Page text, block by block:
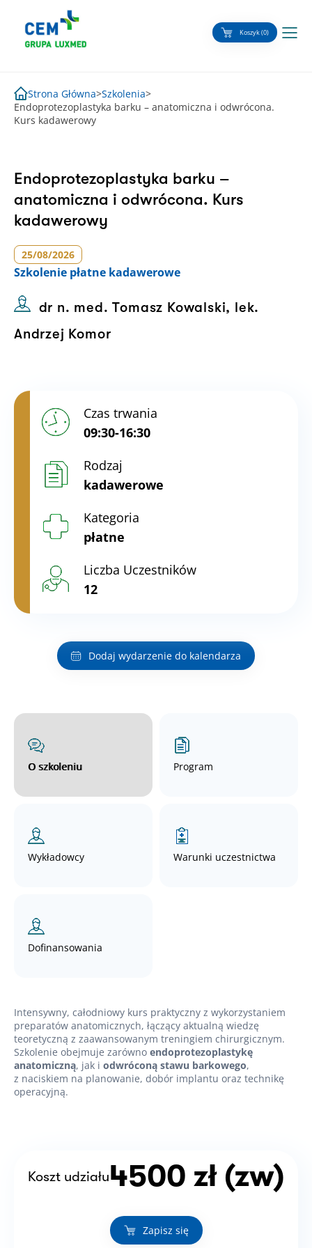
content
Koszyk (0)
Strona Główna>Szkolenia>
Endoprotezoplastyka barku – anatomiczna i odwrócona.
Kurs kadawerowy
Endoprotezoplastyka barku –
anatomiczna i odwrócona. Kurs
kadawerowy
25/08/2026
Szkolenie płatne kadawerowe
dr n. med. Tomasz Kowalski, lek.
Andrzej Komor
Czas trwania
09:30-16:30
Rodzaj
kadawerowe
Kategoria
płatne
Liczba Uczestników
12
Dodaj wydarzenie do kalendarza
O szkoleniu Program
Wykładowcy Warunki uczestnictwa
Dofinansowania
Intensywny, całodniowy kurs praktyczny z wykorzystaniem
preparatów anatomicznych, łączący aktualną wiedzę
teoretyczną z zaawansowanym treningiem chirurgicznym.
Szkolenie obejmuje zarówno endoprotezoplastykę
anatomiczną, jak i odwróconą stawu barkowego,
z naciskiem na planowanie, dobór implantu oraz technikę
operacyjną.
Koszt udziału4500 zł (zw)
Zapisz się